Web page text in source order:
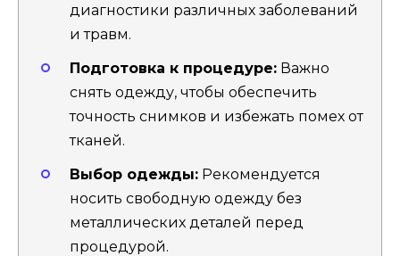
диагностики различных заболеваний
и травм.
Подготовка к процедуре: Важно
снять одежду, чтобы обеспечить
точность снимков и избежать помех от
тканей.
Выбор одежды: Рекомендуется
носить свободную одежду без
металлических деталей перед
процедурой.